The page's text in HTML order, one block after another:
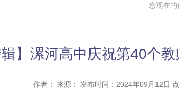
您现在的
辑】漯河高中庆祝第40个教
作者： 来源： 发布时间：2024年09月12日 点